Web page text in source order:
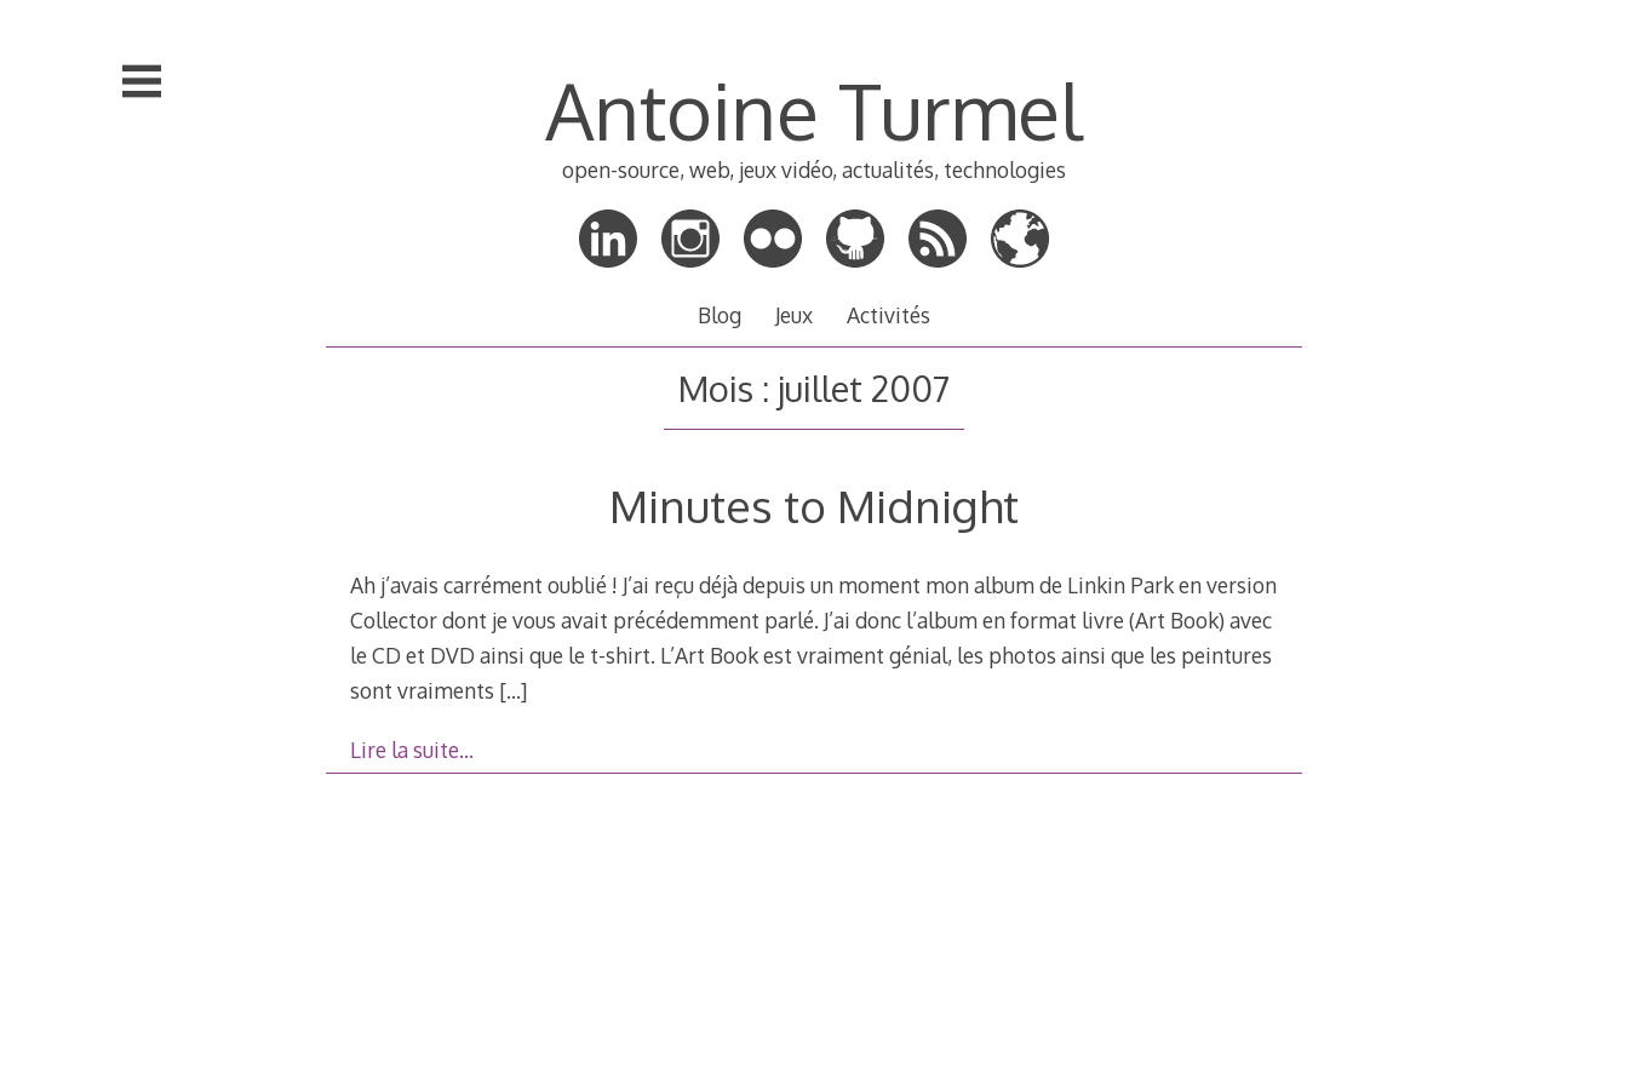
Antoine Turmel
open-source, web, jeux vidéo, actualités, technologies
Blog Jeux Activités
Mois : juillet 2007
Minutes to Midnight
Ah j’avais carrément oublié ! J’ai reçu déjà depuis un moment mon album de Linkin Park en version
Collector dont je vous avait précédemment parlé. J’ai donc l’album en format livre (Art Book) avec
le CD et DVD ainsi que le t-shirt. L’Art Book est vraiment génial, les photos ainsi que les peintures
sont vraiments […]
Lire la suite…